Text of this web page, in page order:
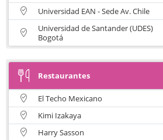
Universidad EAN - Sede Av. Chile
Universidad de Santander (UDES)
Bogotá
Restaurantes
El Techo Mexicano
Kimi Izakaya
Harry Sasson